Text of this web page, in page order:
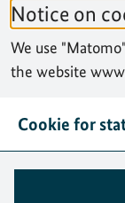
Notice on
We use
the website
Cookie for
PRIVACY
SITEMAP
CONTACT